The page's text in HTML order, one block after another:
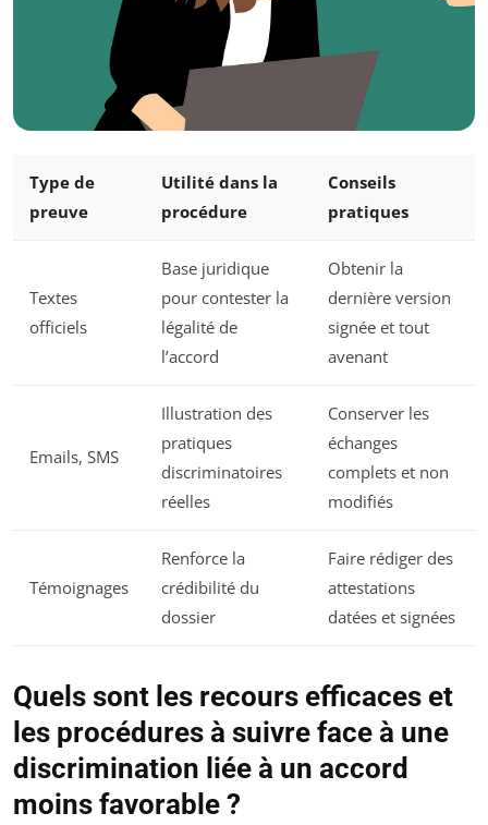
Type de
preuve
Utilité dans la
procédure
Conseils
pratiques
Textes
officiels
Base juridique
pour contester la
légalité de
l’accord
Obtenir la
dernière version
signée et tout
avenant
Emails, SMS
Illustration des
pratiques
discriminatoires
réelles
Conserver les
échanges
complets et non
modifiés
Témoignages
Renforce la
crédibilité du
dossier
Faire rédiger des
attestations
datées et signées
Quels sont les recours efficaces et
les procédures à suivre face à une
discrimination liée à un accord
moins favorable ?